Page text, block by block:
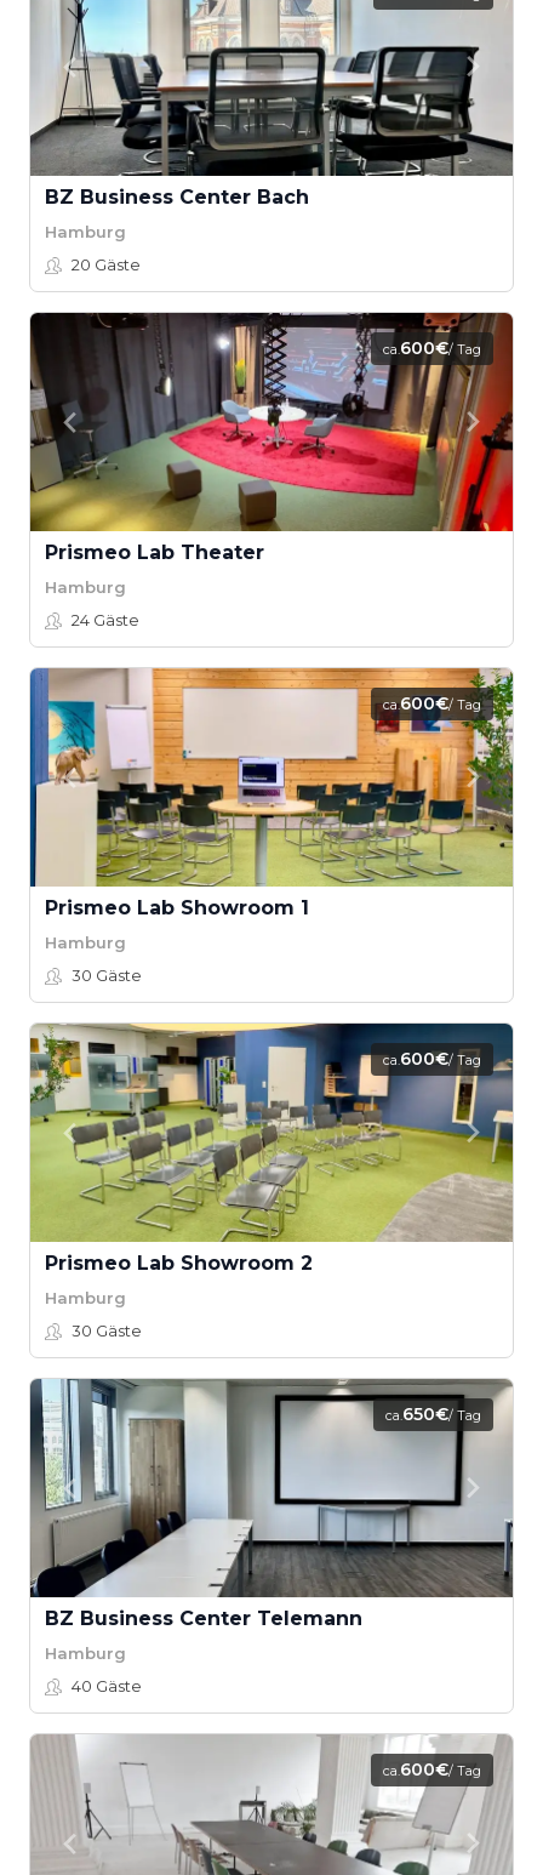
BZ Business Center Bach
Hamburg
20 Gäste
ca.600€/ Tag
Prismeo Lab Theater
Hamburg
24 Gäste
ca.600€/ Tag
Prismeo Lab Showroom 1
Hamburg
30 Gäste
ca.600€/ Tag
Prismeo Lab Showroom 2
Hamburg
30 Gäste
ca.650€/ Tag
BZ Business Center Telemann
Hamburg
40 Gäste
ca.600€/ Tag